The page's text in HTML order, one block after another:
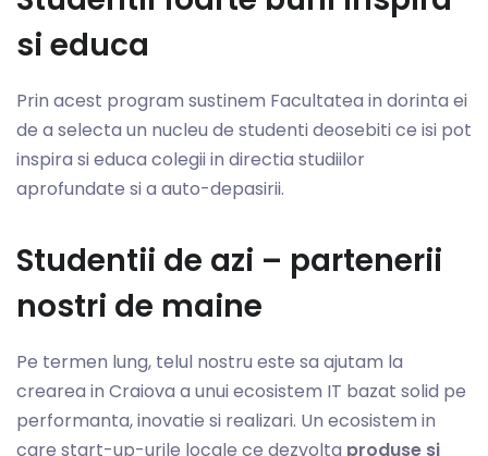
si educa
Prin acest program sustinem Facultatea in dorinta ei
de a selecta un nucleu de studenti deosebiti ce isi pot
inspira si educa colegii in directia studiilor
aprofundate si a auto-depasirii.
Studentii de azi – partenerii
nostri de maine
Pe termen lung, telul nostru este sa ajutam la
crearea in Craiova a unui ecosistem IT bazat solid pe
performanta, inovatie si realizari. Un ecosistem in
care start-up-urile locale ce dezvolta produse si